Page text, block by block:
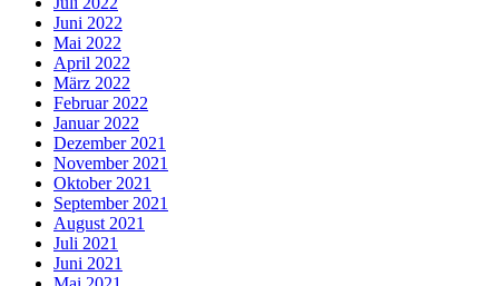
Juni 2022
Mai 2022
April 2022
März 2022
Februar 2022
Januar 2022
Dezember 2021
November 2021
Oktober 2021
September 2021
August 2021
Juli 2021
Juni 2021